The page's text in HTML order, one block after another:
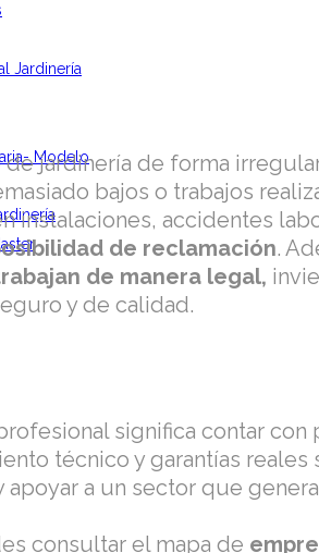
Jardinería
Modelo
Modelo de contrato
jardinería de forma
bajos o trabajos
instalaciones, accidentes
de reclamación.
de manera legal,
y de calidad.
significa contar
técnico y garantías
a un sector que
consultar el mapa de